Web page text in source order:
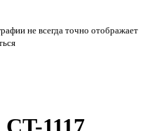
не всегда точно отображает